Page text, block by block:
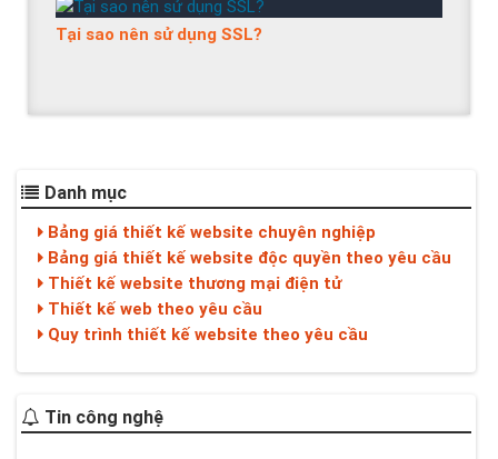
Tại sao nên sử dụng SSL?
Danh mục
Bảng giá thiết kế website chuyên nghiệp
Bảng giá thiết kế website độc quyền theo yêu cầu
Thiết kế website thương mại điện tử
Thiết kế web theo yêu cầu
Quy trình thiết kế website theo yêu cầu
Tin công nghệ